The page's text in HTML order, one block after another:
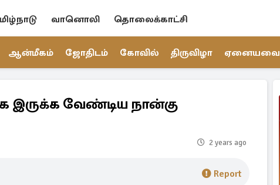
வானொலி தொலைக்காட்சி
ஆன்மீகம் ஜோதிடம் கோவில் திருவிழா ஏனையவை
இருக்க வேண்டிய நான்கு
2 years ago
Report